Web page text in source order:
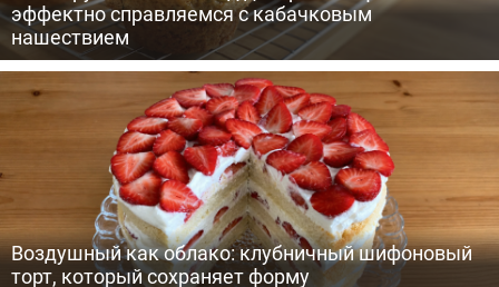
эффектно справляемся с кабачковым
нашествием
Воздушный как облако: клубничный шифоновый
торт, который сохраняет форму